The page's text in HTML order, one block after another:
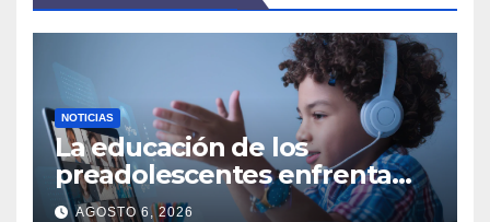
NOTICIAS
La educación de los
preadolescentes enfrenta
nuevos retos en la era digital
AGOSTO 6, 2026